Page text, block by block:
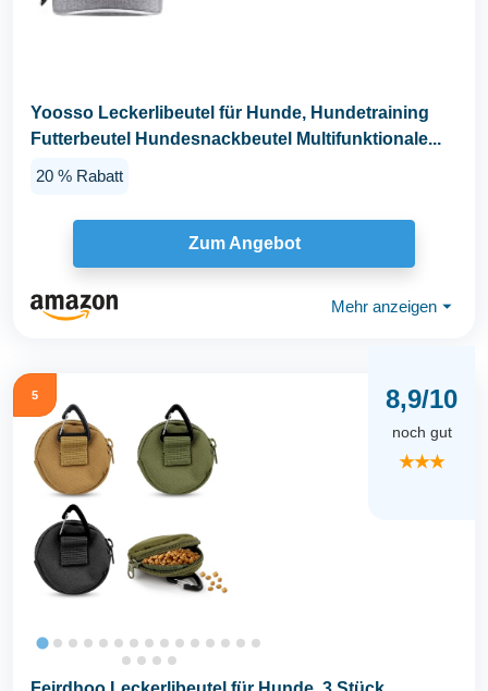
Yoosso Leckerlibeutel für Hunde, Hundetraining
Futterbeutel Hundesnackbeutel Multifunktionale...
20 % Rabatt
Zum Angebot
Mehr anzeigen ⏷
5 8,9/10
noch gut
★★★